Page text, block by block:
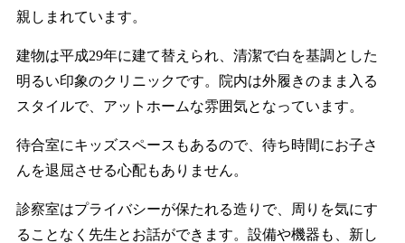
親しまれています。
建物は平成29年に建て替えられ、清潔で白を基調とした
明るい印象のクリニックです。院内は外履きのまま入る
スタイルで、アットホームな雰囲気となっています。
待合室にキッズスペースもあるので、待ち時間にお子さ
んを退屈させる心配もありません。
診察室はプライバシーが保たれる造りで、周りを気にす
ることなく先生とお話ができます。設備や機器も、新し